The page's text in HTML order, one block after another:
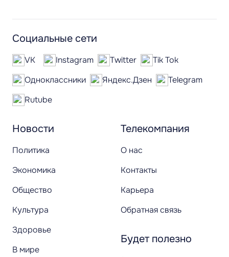
Новости
Политика
Экономика
Общество
Культура
Здоровье
В мире
Телекомпания
О нас
Контакты
Карьера
Обратная связь
Будет полезно
Социальные сети
VK Instagram Twitter
Tik Tok
Одноклассники
Яндекс.Дзен
Telegram
Rutube